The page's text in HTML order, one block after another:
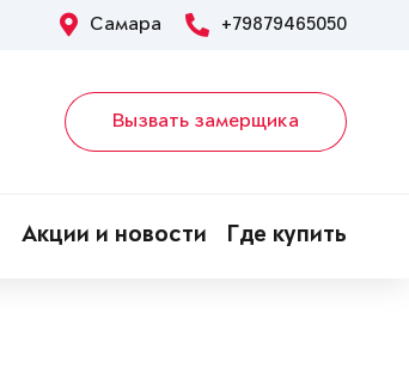
Самара +79879465050
Вызвать замерщика
Акции и новости Где купить